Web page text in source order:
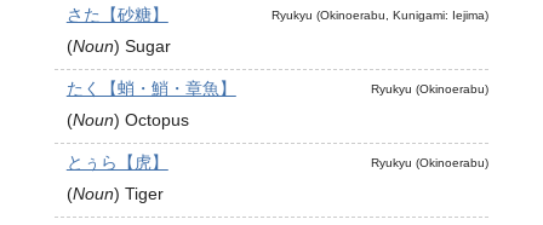
Ryukyu (Okinoerabu, Kunigami: Iejima)
さた【砂糖】
(Noun) Sugar
Ryukyu (Okinoerabu)
たく【蛸・鮹・章魚】
(Noun) Octopus
Ryukyu (Okinoerabu)
とぅら【虎】
(Noun) Tiger